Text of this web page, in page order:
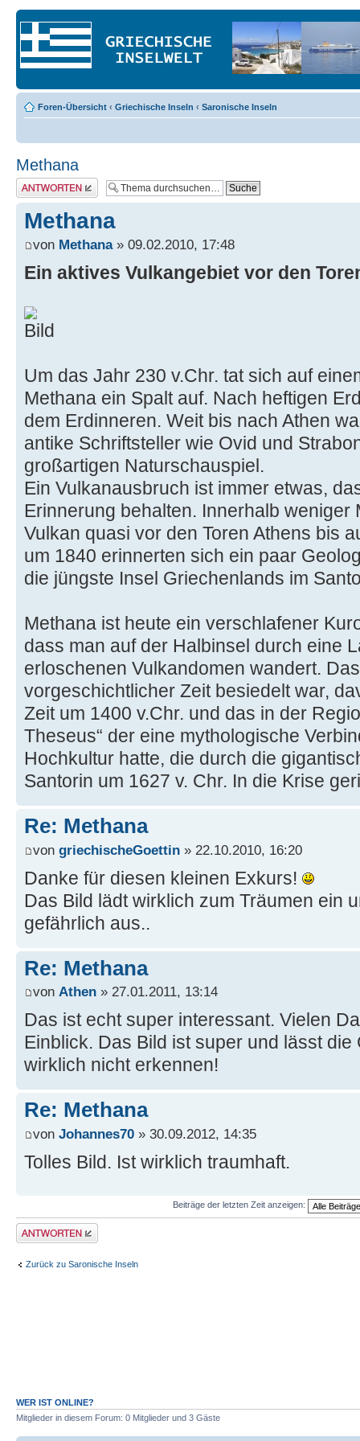
Foren-Übersicht ‹ Griechische Inseln ‹ Saronische Inseln
Methana
Antwort erstellen
Methana
von Methana» 09.02.2010, 17:48
Ein aktives Vulkangebiet vor den
Um das Jahr 230 v.Chr. tat sich auf
Methana ein Spalt auf. Nach heftigen
dem Erdinneren. Weit bis nach Athen
antike Schriftsteller wie Ovid und
großartigen Naturschauspiel.
Ein Vulkanausbruch ist immer etwas,
Erinnerung behalten. Innerhalb weniger
Vulkan quasi vor den Toren Athens bis
um 1840 erinnerten sich ein paar
die jüngste Insel Griechenlands im
Methana ist heute ein verschlafener
dass man auf der Halbinsel durch eine
erloschenen Vulkandomen wandert.
vorgeschichtlicher Zeit besiedelt war,
Zeit um 1400 v.Chr. und das in der
Theseus“ der eine mythologische
Hochkultur hatte, die durch die
Santorin um 1627 v. Chr. In die Krise
Re: Methana
von griechischeGoettin » 22.10.2010, 16:20
Danke für diesen kleinen Exkurs!
Das Bild lädt wirklich zum Träumen ein
gefährlich aus..
Re: Methana
von Athen » 27.01.2011, 13:14
Das ist echt super interessant. Vielen
Einblick. Das Bild ist super und lässt
wirklich nicht erkennen!
Re: Methana
von Johannes70 » 30.09.2012, 14:35
Tolles Bild. Ist wirklich traumhaft.
Beiträge der letzten Zeit anzeigen:
Antwort erstellen
Zurück zu Saronische Inseln
WER IST ONLINE?
Mitglieder in diesem Forum: 0 Mitglieder und 3 Gäste